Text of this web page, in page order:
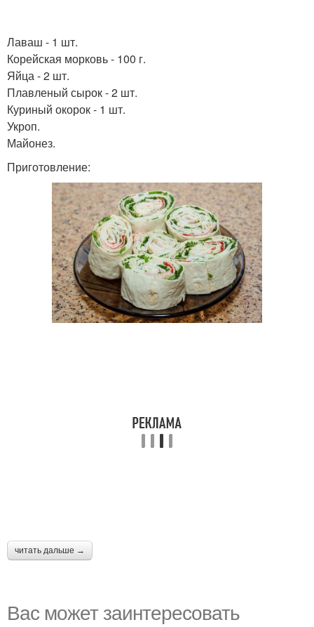
Лаваш - 1 шт.
Корейская морковь - 100 г.
Яйца - 2 шт.
Плавленый сырок - 2 шт.
Куриный окорок - 1 шт.
Укроп.
Майонез.
Приготовление:
читать дальше →
Вас может заинтересовать